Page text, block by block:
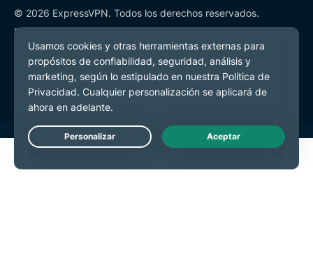
© 2026 ExpressVPN. Todos los derechos reservados.
Política de Privacidad
Términos de Servicio
Preferencias de cookies
Live Chat